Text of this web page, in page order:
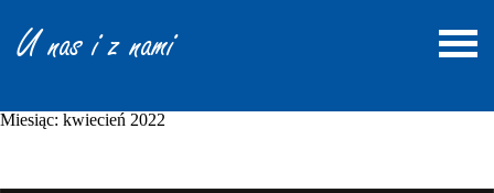
U nas i z nami
Miesiąc: kwiecień 2022